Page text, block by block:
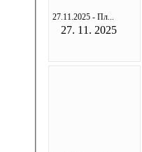
27.11.2025 - Пл...
27. 11. 2025